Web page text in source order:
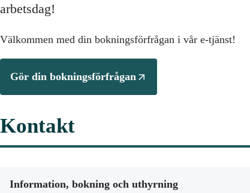
arbetsdag!
Välkommen med din bokningsförfrågan i vår e-tjänst!
Gör din bokningsförfrågan
Kontakt
Information, bokning och uthyrning